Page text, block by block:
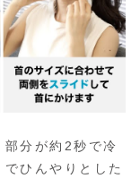
分が約2秒で冷
ひんやりとした